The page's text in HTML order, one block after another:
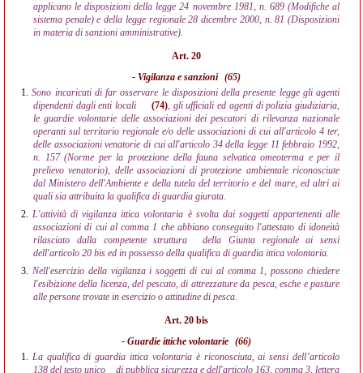
applicano le disposizioni della legge 24 novembre 1981, n. 689 (Modifiche al
sistema penale) e della legge regionale 28 dicembre 2000, n. 81 (Disposizioni
in materia di sanzioni amministrative).
Art. 20
- Vigilanza e sanzioni (65)
1.Sono incaricati di far osservare le disposizioni della presente legge gli agenti
dipendenti dagli enti locali
(74), gli ufficiali ed agenti di polizia giudiziaria,
le guardie volontarie delle associazioni dei pescatori di rilevanza nazionale
operanti sul territorio regionale e/o delle associazioni di cui all'articolo 4 ter,
delle associazioni venatorie di cui all'articolo 34 della legge 11 febbraio 1992,
n. 157 (Norme per la protezione della fauna selvatica omeoterma e per il
prelievo venatorio), delle associazioni di protezione ambientale riconosciute
dal Ministero dell'Ambiente e della tutela del territorio e del mare, ed altri ai
quali sia attribuita la qualifica di guardia giurata.
2. L'attività di vigilanza ittica volontaria è svolta dai soggetti appartenenti alle
associazioni di cui al comma 1 che abbiano conseguito l'attestato di idoneità
rilasciato dalla competente struttura
della Giunta regionale ai sensi
dell'articolo 20 bis ed in possesso della qualifica di guardia ittica volontaria.
3. Nell'esercizio della vigilanza i soggetti di cui al comma 1, possono chiedere
l'esibizione della licenza, del pescato, di attrezzature da pesca, esche e pasture
alle persone trovate in esercizio o attitudine di pesca.
Art. 20 bis
- Guardie ittiche volontarie (66)
1. La qualifica di guardia ittica volontaria è riconosciuta, ai sensi dell’articolo
138 del testo unico
di pubblica sicurezza e dell'articolo 163, comma 3, lettera